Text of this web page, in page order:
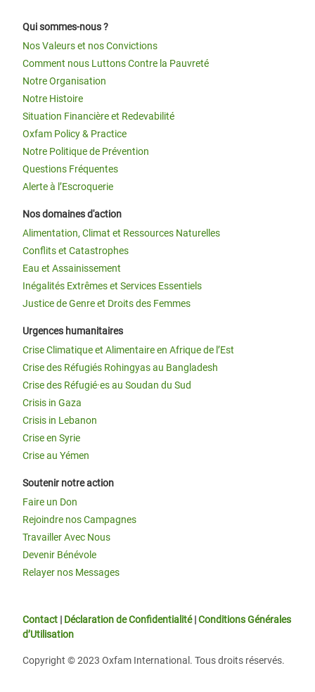
Qui sommes-nous ?
Nos Valeurs et nos Convictions
Comment nous Luttons Contre la Pauvreté
Notre Organisation
Notre Histoire
Situation Financière et Redevabilité
Oxfam Policy & Practice
Notre Politique de Prévention
Questions Fréquentes
Alerte à l’Escroquerie
Nos domaines d'action
Alimentation, Climat et Ressources Naturelles
Conflits et Catastrophes
Eau et Assainissement
Inégalités Extrêmes et Services Essentiels
Justice de Genre et Droits des Femmes
Urgences humanitaires
Crise Climatique et Alimentaire en Afrique de l’Est
Crise des Réfugiés Rohingyas au Bangladesh
Crise des Réfugié·es au Soudan du Sud
Crisis in Gaza
Crisis in Lebanon
Crise en Syrie
Crise au Yémen
Soutenir notre action
Faire un Don
Rejoindre nos Campagnes
Travailler Avec Nous
Devenir Bénévole
Relayer nos Messages
Contact | Déclaration de Confidentialité|Conditions Générales
d’Utilisation
Copyright © 2023 Oxfam International. Tous droits réservés.